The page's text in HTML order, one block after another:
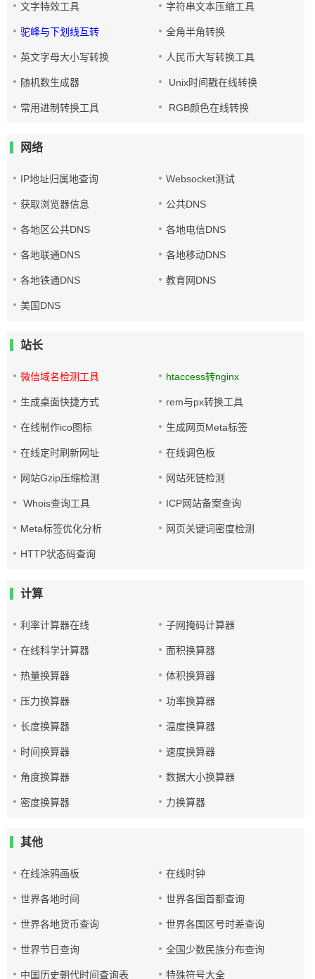
文字特效工具 字符串文本压缩工具
驼峰与下划线互转 全角半角转换
英文字母大小写转换 人民币大写转换工具
随机数生成器 Unix时间戳在线转换
常用进制转换工具 RGB颜色在线转换
网络
IP地址归属地查询 Websocket测试
获取浏览器信息 公共DNS
各地区公共DNS 各地电信DNS
各地联通DNS 各地移动DNS
各地铁通DNS 教育网DNS
美国DNS
站长
微信域名检测工具 htaccess转nginx
生成桌面快捷方式 rem与px转换工具
在线制作ico图标 生成网页Meta标签
在线定时刷新网址 在线调色板
网站Gzip压缩检测 网站死链检测
Whois查询工具 ICP网站备案查询
Meta标签优化分析 网页关键词密度检测
HTTP状态码查询
计算
利率计算器在线 子网掩码计算器
在线科学计算器 面积换算器
热量换算器 体积换算器
压力换算器 功率换算器
长度换算器 温度换算器
时间换算器 速度换算器
角度换算器 数据大小换算器
密度换算器 力换算器
其他
在线涂鸦画板 在线时钟
世界各地时间 世界各国首都查询
世界各地货币查询 世界各国区号时差查询
世界节日查询 全国少数民族分布查询
中国历史朝代时间查询表 特殊符号大全